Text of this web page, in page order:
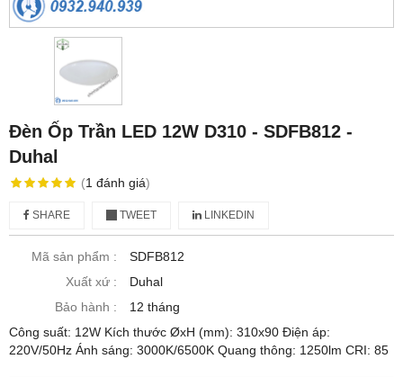
Đèn Ốp Trần LED 12W D310 - SDFB812 -
Duhal
(1 đánh giá)
SHARE TWEET LINKEDIN
Mã sản phẩm :
SDFB812
Xuất xứ :
Duhal
Bảo hành :
12 tháng
Công suất: 12W Kích thước ØxH (mm): 310x90 Điện áp:
220V/50Hz Ánh sáng: 3000K/6500K Quang thông: 1250lm CRI: 85